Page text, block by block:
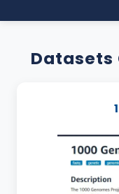
Datasets